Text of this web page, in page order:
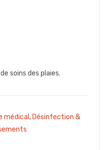
soins des plaies.
médical , Désinfection &